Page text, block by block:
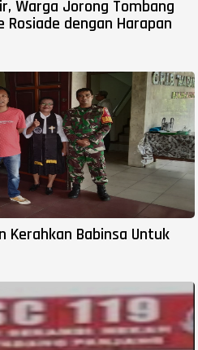
Warga Jorong Tombang
dengan Harapan
Kerahkan Babinsa Untuk